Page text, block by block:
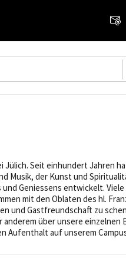
Seit einhundert Jahren
Musik, der Kunst und
Geniessens entwickelt.
mit den Oblaten des hl.
und Gastfreundschaft zu
über unsere einzelnen
Aufenthalt auf unserem